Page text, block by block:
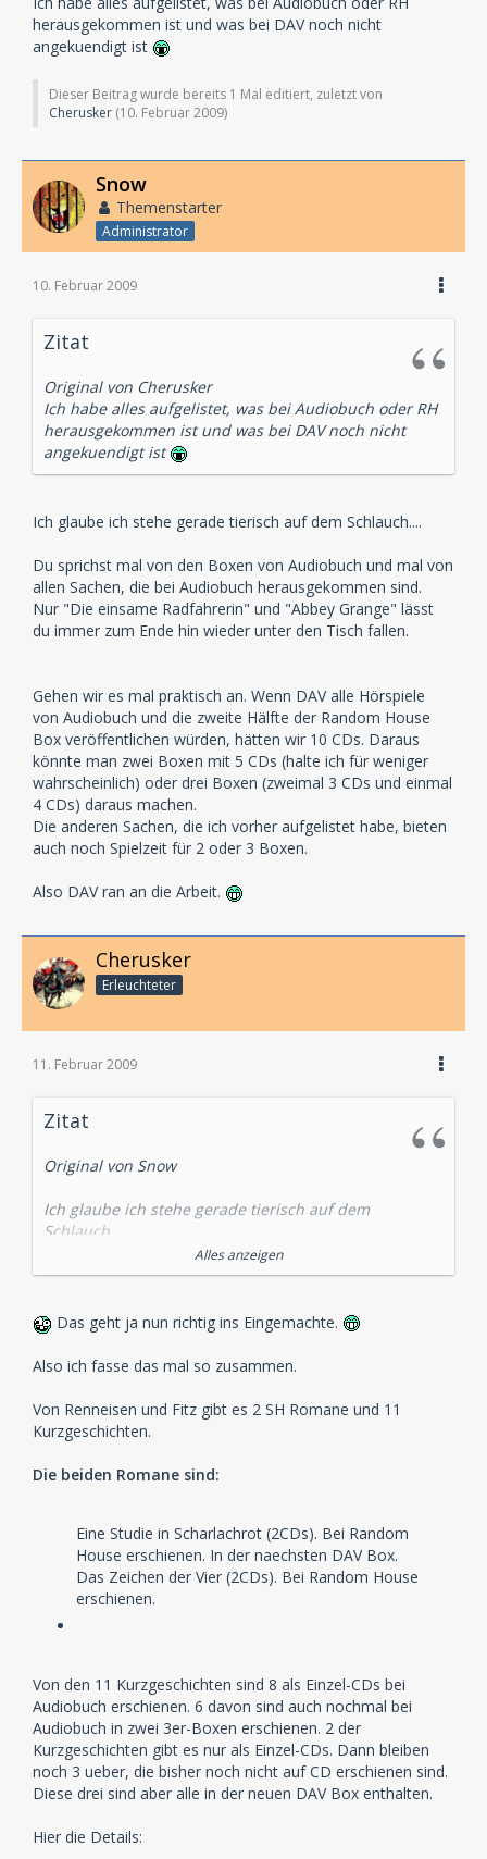
herausgekommen ist und was bei DAV noch nicht
angekuendigt ist
Dieser Beitrag wurde bereits 1 Mal editiert, zuletzt von
Cherusker (10. Februar 2009)
Snow
Themenstarter
Administrator
10. Februar 2009
Zitat
Original von Cherusker
Ich habe alles aufgelistet, was bei Audiobuch oder RH
herausgekommen ist und was bei DAV noch nicht
angekuendigt ist
Ich glaube ich stehe gerade tierisch auf dem Schlauch....
Du sprichst mal von den Boxen von Audiobuch und mal von
allen Sachen, die bei Audiobuch herausgekommen sind.
Nur "Die einsame Radfahrerin" und "Abbey Grange" lässt
du immer zum Ende hin wieder unter den Tisch fallen.
Gehen wir es mal praktisch an. Wenn DAV alle Hörspiele
von Audiobuch und die zweite Hälfte der Random House
Box veröffentlichen würden, hätten wir 10 CDs. Daraus
könnte man zwei Boxen mit 5 CDs (halte ich für weniger
wahrscheinlich) oder drei Boxen (zweimal 3 CDs und einmal
4 CDs) daraus machen.
Die anderen Sachen, die ich vorher aufgelistet habe, bieten
auch noch Spielzeit für 2 oder 3 Boxen.
Also DAV ran an die Arbeit.
Cherusker
Erleuchteter
11. Februar 2009
Zitat
Original von Snow
Ich glaube ich stehe gerade tierisch auf dem
Schlauch....
Du sprichst mal von den Boxen von Audiobuch und
herausgekommen sind.
Nur "Die einsame Radfahrerin" und "Abbey Grange"
lässt du immer zum Ende hin wieder unter den Tisch
Gehen wir es mal praktisch an. Wenn DAV alle
Hörspiele von Audiobuch und die zweite Hälfte der
(halte ich für weniger wahrscheinlich) oder drei Boxen
(zweimal 3 CDs und einmal 4 CDs) daraus machen.
Die anderen Sachen, die ich vorher aufgelistet habe,
bieten auch noch Spielzeit für 2 oder 3 Boxen.
Alles anzeigen
Das geht ja nun richtig ins Eingemachte.
Also ich fasse das mal so zusammen.
Von Renneisen und Fitz gibt es 2 SH Romane und 11
Kurzgeschichten.
Die beiden Romane sind:
Eine Studie in Scharlachrot (2CDs). Bei Random
House erschienen. In der naechsten DAV Box.
Das Zeichen der Vier (2CDs). Bei Random House
erschienen.
Von den 11 Kurzgeschichten sind 8 als Einzel-CDs bei
Audiobuch erschienen. 6 davon sind auch nochmal bei
Audiobuch in zwei 3er-Boxen erschienen. 2 der
Kurzgeschichten gibt es nur als Einzel-CDs. Dann bleiben
noch 3 ueber, die bisher noch nicht auf CD erschienen sind.
Diese drei sind aber alle in der neuen DAV Box enthalten.
Hier die Details: